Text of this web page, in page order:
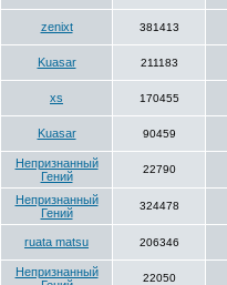
zenixt 381413
Kuasar 211183
xs 170455
Kuasar 90459
Непризнанный
Гений
22790
Непризнанный
Гений
324478
ruata matsu 206346
Непризнанный
22050